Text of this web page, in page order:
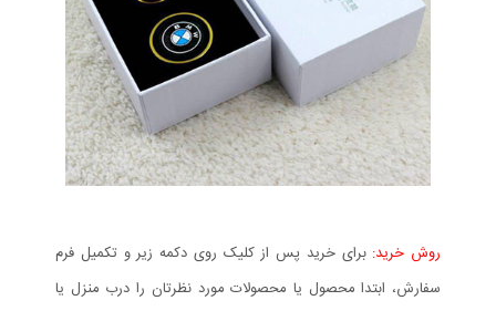
روش خرید: برای خرید پس از کلیک روی دکمه زیر و تکمیل فرم
سفارش، ابتدا محصول یا محصولات مورد نظرتان را درب منزل یا